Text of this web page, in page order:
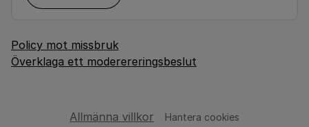
Policy mot missbruk
Överklaga ett moderereringsbeslut
Allmänna villkor Hantera cookies